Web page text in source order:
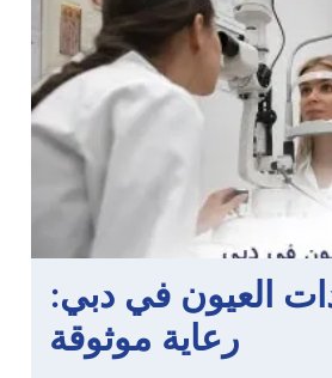
العيون في دبي:
رعاية موثوقة